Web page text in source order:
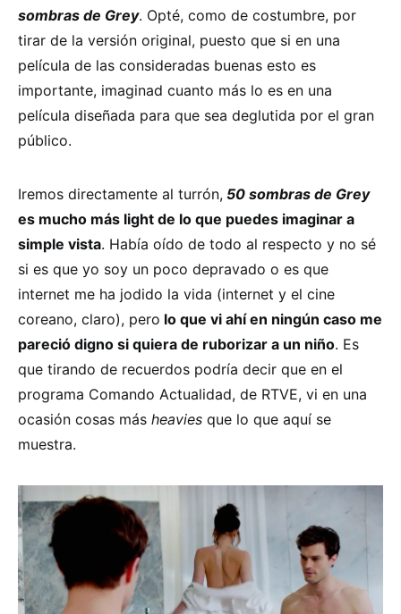
sombras de Grey. Opté, como de costumbre, por
tirar de la versión original, puesto que si en una
película de las consideradas buenas esto es
importante, imaginad cuanto más lo es en una
película diseñada para que sea deglutida por el gran
público.
Iremos directamente al turrón, 50 sombras de Grey
es mucho más light de lo que puedes imaginar a
simple vista. Había oído de todo al respecto y no sé
si es que yo soy un poco depravado o es que
internet me ha jodido la vida (internet y el cine
coreano, claro), pero lo que vi ahí en ningún caso me
pareció digno si quiera de ruborizar a un niño. Es
que tirando de recuerdos podría decir que en el
programa Comando Actualidad, de RTVE, vi en una
ocasión cosas más heavies que lo que aquí se
muestra.